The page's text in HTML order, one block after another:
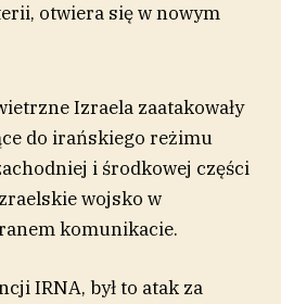
, otwiera się w nowym
Izraela zaatakowały
do irańskiego reżimu
i środkowej części
wojsko w
komunikacie.
IRNA, był to atak za